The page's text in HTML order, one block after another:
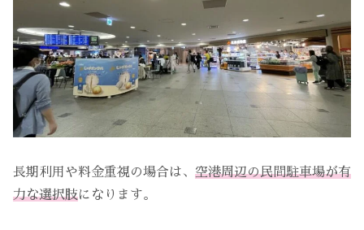
長期利用や料金重視の場合は、 空港周辺の民間駐車場が有
力な選択肢になります。